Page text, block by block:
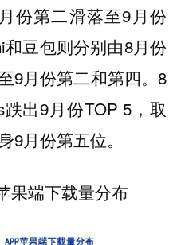
份第二滑落至9月份
豆包则分别由8月份
9月份第二和第四。8
出9月份TOP 5，取
9月份第五位。
果端下载量分布